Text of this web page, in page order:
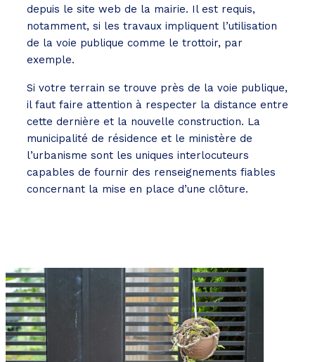
depuis le site web de la mairie. Il est requis,
notamment, si les travaux impliquent l’utilisation
de la voie publique comme le trottoir, par
exemple.
Si votre terrain se trouve près de la voie publique,
il faut faire attention à respecter la distance entre
cette dernière et la nouvelle construction. La
municipalité de résidence et le ministère de
l’urbanisme sont les uniques interlocuteurs
capables de fournir des renseignements fiables
concernant la mise en place d’une clôture.